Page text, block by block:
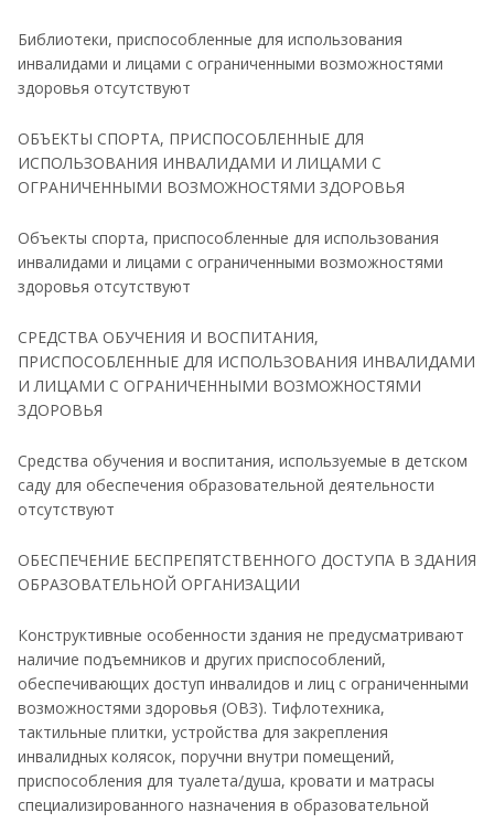
Библиотеки, приспособленные для использования
инвалидами и лицами с ограниченными возможностями
здоровья отсутствуют
ОБЪЕКТЫ СПОРТА, ПРИСПОСОБЛЕННЫЕ ДЛЯ
ИСПОЛЬЗОВАНИЯ ИНВАЛИДАМИ И ЛИЦАМИ С
ОГРАНИЧЕННЫМИ ВОЗМОЖНОСТЯМИ ЗДОРОВЬЯ
Объекты спорта, приспособленные для использования
инвалидами и лицами с ограниченными возможностями
здоровья отсутствуют
СРЕДСТВА ОБУЧЕНИЯ И ВОСПИТАНИЯ,
ПРИСПОСОБЛЕННЫЕ ДЛЯ ИСПОЛЬЗОВАНИЯ ИНВАЛИДАМИ
И ЛИЦАМИ С ОГРАНИЧЕННЫМИ ВОЗМОЖНОСТЯМИ
ЗДОРОВЬЯ
Средства обучения и воспитания, используемые в детском
саду для обеспечения образовательной деятельности
отсутствуют
ОБЕСПЕЧЕНИЕ БЕСПРЕПЯТСТВЕННОГО ДОСТУПА В ЗДАНИЯ
ОБРАЗОВАТЕЛЬНОЙ ОРГАНИЗАЦИИ
Конструктивные особенности здания не предусматривают
наличие подъемников и других приспособлений,
обеспечивающих доступ инвалидов и лиц с ограниченными
возможностями здоровья (ОВЗ). Тифлотехника,
тактильные плитки, устройства для закрепления
инвалидных колясок, поручни внутри помещений,
приспособления для туалета/душа, кровати и матрасы
специализированного назначения в образовательной